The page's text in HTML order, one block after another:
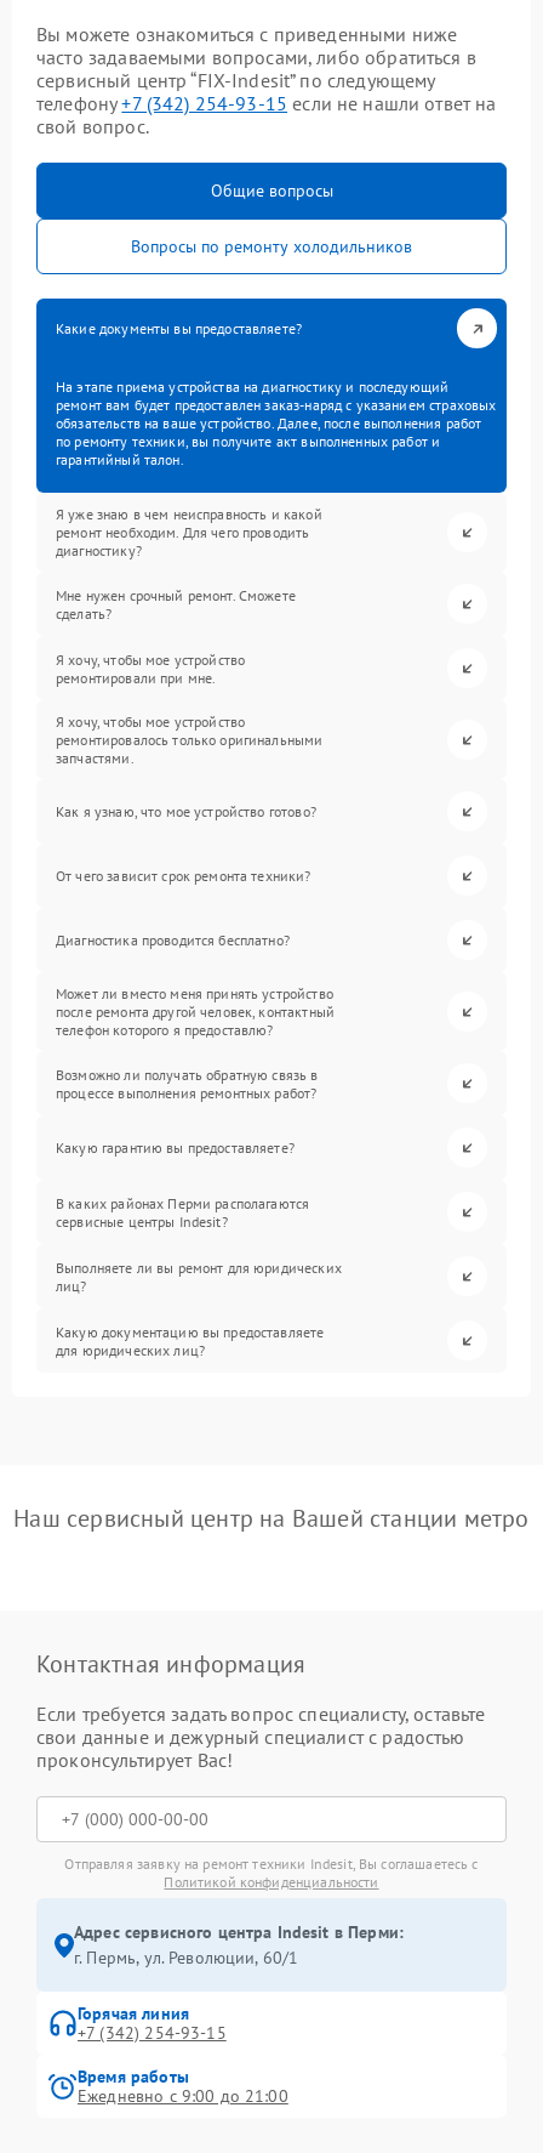
Вы можете ознакомиться с приведенными ниже
часто задаваемыми вопросами, либо обратиться в
сервисный центр “FIX-Indesit” по следующему
телефону+7 (342) 254-93-15 если не нашли ответ на
свой вопрос.
Общие вопросы
Вопросы по ремонту холодильников
Какие документы вы предоставляете?
На этапе приема устройства на диагностику и последующий
ремонт вам будет предоставлен заказ-наряд с указанием страховых
обязательств на ваше устройство. Далее, после выполнения работ
по ремонту техники, вы получите акт выполненных работ и
гарантийный талон.
Я уже знаю в чем неисправность и какой
ремонт необходим. Для чего проводить
диагностику?
Мне нужен срочный ремонт. Сможете
сделать?
Я хочу, чтобы мое устройство
ремонтировали при мне.
Я хочу, чтобы мое устройство
ремонтировалось только оригинальными
запчастями.
Как я узнаю, что мое устройство готово?
От чего зависит срок ремонта техники?
Диагностика проводится бесплатно?
Может ли вместо меня принять устройство
после ремонта другой человек, контактный
телефон которого я предоставлю?
Возможно ли получать обратную связь в
процессе выполнения ремонтных работ?
Какую гарантию вы предоставляете?
В каких районах Перми располагаются
сервисные центры Indesit?
Выполняете ли вы ремонт для юридических
лиц?
Какую документацию вы предоставляете
для юридических лиц?
Наш сервисный центр на Вашей станции метро
Контактная информация
Если требуется задать вопрос специалисту, оставьте
свои данные и дежурный специалист с радостью
проконсультирует Вас!
Отправляя заявку на ремонт техники Indesit, Вы соглашаетесь с
Политикой конфиденциальности
Адрес сервисного центра Indesit в Перми:
г. Пермь, ул. ​Революции, 60/1
Горячая линия
+7 (342) 254-93-15
Время работы
Ежедневно с 9:00 до 21:00